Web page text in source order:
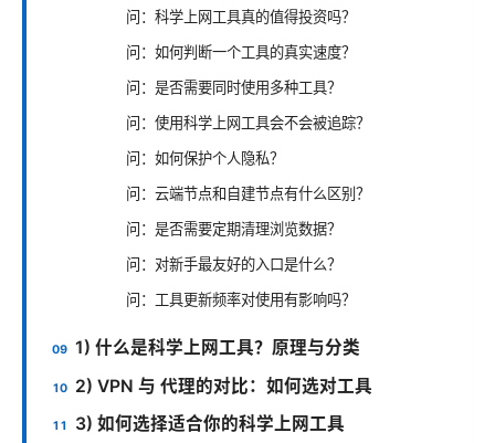
问：科学上网工具真的值得投资吗？
问：如何判断一个工具的真实速度？
问：是否需要同时使用多种工具？
问：使用科学上网工具会不会被追踪？
问：如何保护个人隐私？
问：云端节点和自建节点有什么区别？
问：是否需要定期清理浏览数据？
问：对新手最友好的入口是什么？
问：工具更新频率对使用有影响吗？
1) 什么是科学上网工具？原理与分类
2) VPN 与 代理的对比：如何选对工具
3) 如何选择适合你的科学上网工具